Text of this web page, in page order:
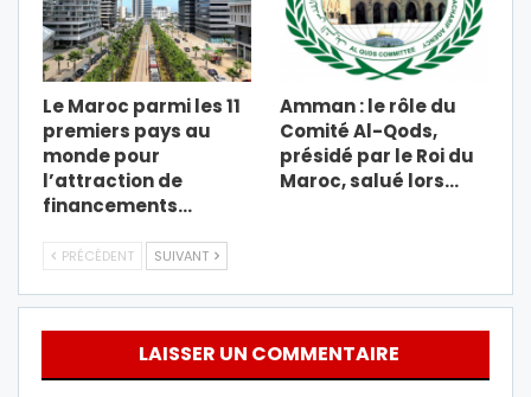
Le Maroc parmi les 11
premiers pays au
monde pour
l’attraction de
financements…
Amman : le rôle du
Comité Al-Qods,
présidé par le Roi du
Maroc, salué lors…
PRÉCÉDENT SUIVANT
LAISSER UN COMMENTAIRE